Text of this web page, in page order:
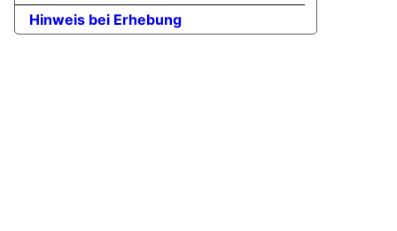
Hinweis bei Erhebung